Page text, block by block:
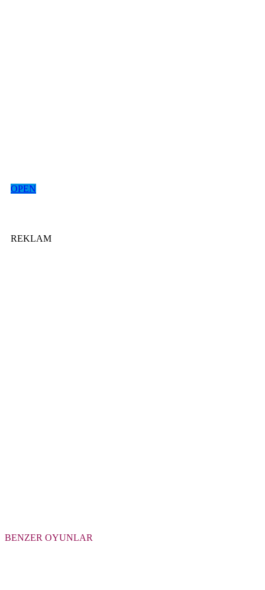
OPEN
REKLAM
BENZER OYUNLAR